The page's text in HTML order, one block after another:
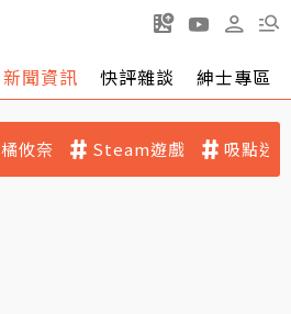
新聞資訊 快評雜談 紳士專區
橘攸奈 Steam遊戲 吸點迷